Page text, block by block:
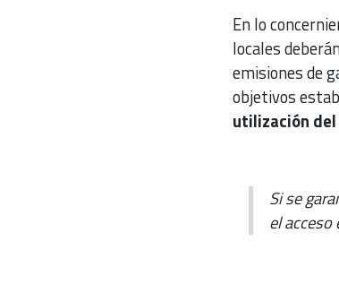
En lo
locales
emisiones de
objetivos
utilización
Si se
el